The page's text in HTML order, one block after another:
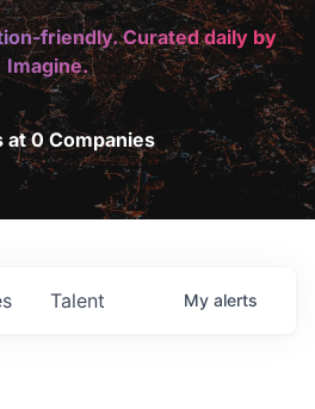
friendly. Curated daily by
Imagine.
at 0 Companies
Talent My alerts